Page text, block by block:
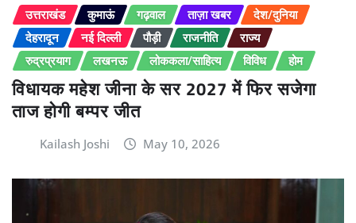
उत्तराखंड कुमाऊं गढ़वाल ताज़ा खबर
देश/दुनिया
देहरादून
नई दिल्ली पौड़ी राजनीति
राज्य
रुद्रप्रयाग
लखनऊ लोककला/साहित्य विविध होम
विधायक महेश जीना के सर 2027 में फिर सजेगा
ताज होगी बम्पर जीत
Kailash Joshi May 10, 2026